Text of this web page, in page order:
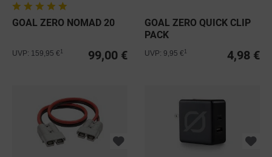
GOAL ZERO NOMAD 20
99,00 €
UVP: 159,95 €
GOAL ZERO QUICK CLIP
PACK
4,98 €
UVP: 9,95 €